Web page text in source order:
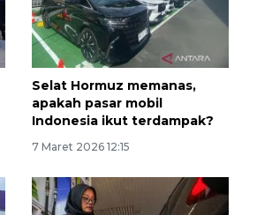
Selat Hormuz memanas,
apakah pasar mobil
Indonesia ikut terdampak?
7 Maret 2026 12:15